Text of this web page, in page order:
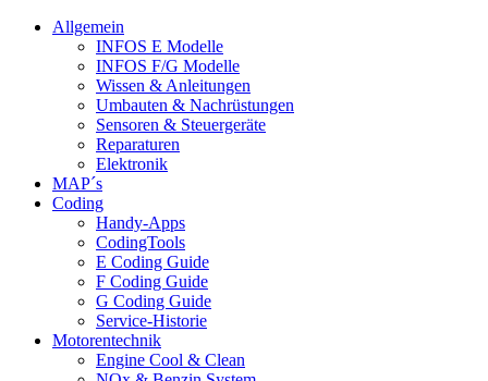
Allgemein
INFOS E Modelle
INFOS F/G Modelle
Wissen & Anleitungen
Umbauten & Nachrüstungen
Sensoren & Steuergeräte
Reparaturen
Elektronik
MAP´s
Coding
Handy-Apps
CodingTools
E Coding Guide
F Coding Guide
G Coding Guide
Service-Historie
Motorentechnik
Engine Cool & Clean